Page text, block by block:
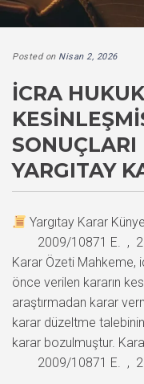
Posted on Nisan 2, 2026
İCRA
YARGITAY
Yargıtay Karar
2009/10871 E. ,
Karar Özeti Mahkeme,
önce verilen kararın
araştırmadan karar
karar düzeltme
karar bozulmuştur.
2009/10871 E. ,